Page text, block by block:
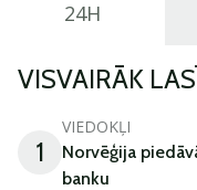
24H
VISVAIRĀK
1
VIEDOKĻI
Norvēģija
banku